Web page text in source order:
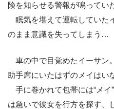
険を知らせる警報が鳴ってい
眠気を堪えて運転していた
のまま意識を失ってしまう…
車の中で目覚めたイーサン
助手席にいたはずのメイはい
手に巻かれて包帯には“メイ
は急いで彼女を行方を探す、